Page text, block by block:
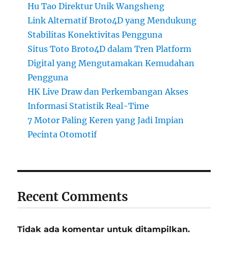
Hu Tao Direktur Unik Wangsheng
Link Alternatif Broto4D yang Mendukung
Stabilitas Konektivitas Pengguna
Situs Toto Broto4D dalam Tren Platform
Digital yang Mengutamakan Kemudahan
Pengguna
HK Live Draw dan Perkembangan Akses
Informasi Statistik Real-Time
7 Motor Paling Keren yang Jadi Impian
Pecinta Otomotif
Recent Comments
Tidak ada komentar untuk ditampilkan.